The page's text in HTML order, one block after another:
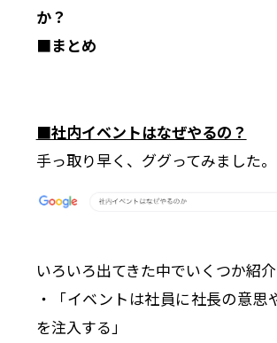
か？
■まとめ
■社内イベントはなぜやるの？
手っ取り早く、ググってみました。
いろいろ出てきた中でいくつか紹介
・「イベントは社員に社長の意思
を注入する」